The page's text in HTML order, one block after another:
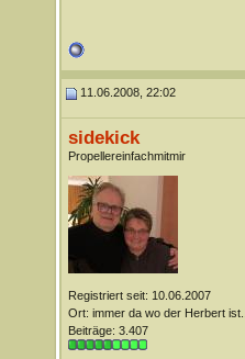
11.06.2008, 22:02
sidekick
Propellereinfachmitmir
Registriert seit: 10.06.2007
Ort: immer da wo der Herbert ist...
Beiträge: 3.407